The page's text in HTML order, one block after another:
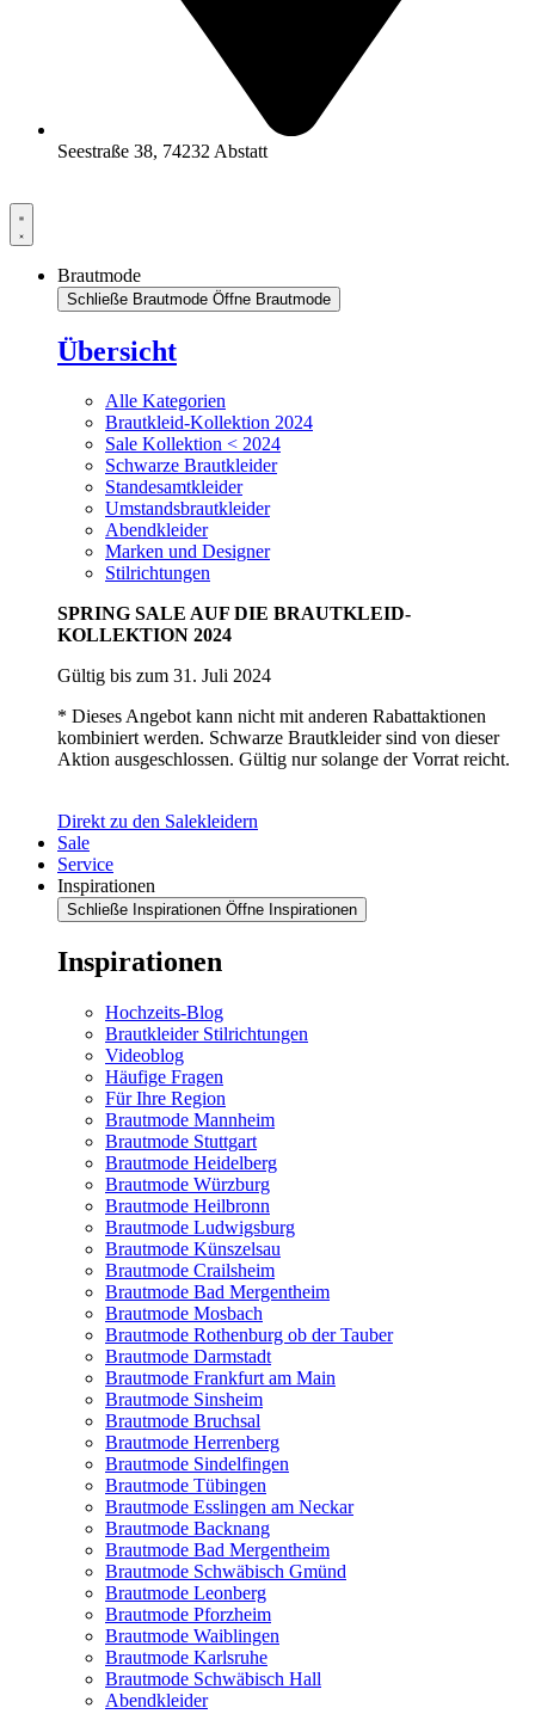
Seestraße 38, 74232 Abstatt
Brautmode
Schließe Brautmode Öffne Brautmode
Übersicht
Alle Kategorien
Brautkleid-Kollektion 2024
Sale Kollektion < 2024
Schwarze Brautkleider
Standesamtkleider
Umstandsbrautkleider
Abendkleider
Marken und Designer
Stilrichtungen
SPRING SALE AUF DIE BRAUTKLEID-
KOLLEKTION 2024
Gültig bis zum 31. Juli 2024
* Dieses Angebot kann nicht mit anderen Rabattaktionen
kombiniert werden. Schwarze Brautkleider sind von dieser
Aktion ausgeschlossen. Gültig nur solange der Vorrat reicht.
Direkt zu den Salekleidern
Sale
Service
Inspirationen
Schließe Inspirationen Öffne Inspirationen
Inspirationen
Hochzeits-Blog
Brautkleider Stilrichtungen
Videoblog
Häufige Fragen
Für Ihre Region
Brautmode Mannheim
Brautmode Stuttgart
Brautmode Heidelberg
Brautmode Würzburg
Brautmode Heilbronn
Brautmode Ludwigsburg
Brautmode Künszelsau
Brautmode Crailsheim
Brautmode Bad Mergentheim
Brautmode Mosbach
Brautmode Rothenburg ob der Tauber
Brautmode Darmstadt
Brautmode Frankfurt am Main
Brautmode Sinsheim
Brautmode Bruchsal
Brautmode Herrenberg
Brautmode Sindelfingen
Brautmode Tübingen
Brautmode Esslingen am Neckar
Brautmode Backnang
Brautmode Bad Mergentheim
Brautmode Schwäbisch Gmünd
Brautmode Leonberg
Brautmode Pforzheim
Brautmode Waiblingen
Brautmode Karlsruhe
Brautmode Schwäbisch Hall
Abendkleider